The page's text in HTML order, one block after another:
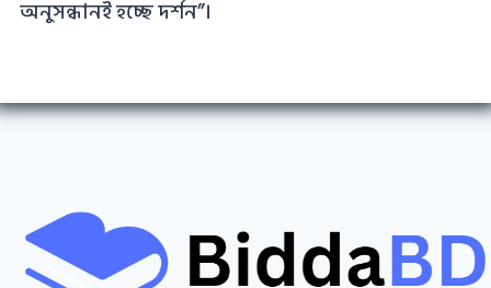
অনুসন্ধানই হচ্ছে দর্শন”।